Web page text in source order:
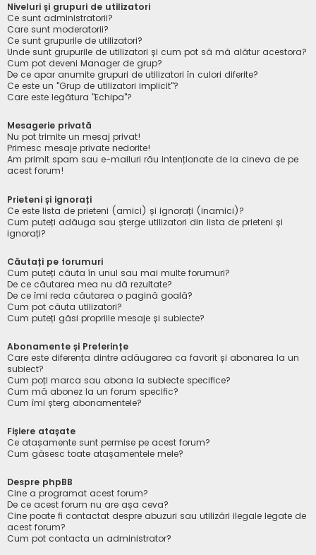
Niveluri și grupuri de utilizatori
Ce sunt administratorii?
Care sunt moderatorii?
Ce sunt grupurile de utilizatori?
Unde sunt grupurile de utilizatori și cum pot să mă alătur acestora?
Cum pot deveni Manager de grup?
De ce apar anumite grupuri de utilizatori în culori diferite?
Ce este un "Grup de utilizatori implicit"?
Care este legătura "Echipa"?
Mesagerie privată
Nu pot trimite un mesaj privat!
Primesc mesaje private nedorite!
Am primit spam sau e-mailuri rău intenționate de la cineva de pe
acest forum!
Prieteni și ignorați
Ce este lista de prieteni (amici) și ignorați (inamici)?
Cum puteți adăuga sau șterge utilizatori din lista de prieteni și
ignorați?
Căutați pe forumuri
Cum puteți căuta în unul sau mai multe forumuri?
De ce căutarea mea nu dă rezultate?
De ce îmi reda căutarea o pagină goală?
Cum pot căuta utilizatori?
Cum puteți găsi propriile mesaje și subiecte?
Abonamente și Preferințe
Care este diferența dintre adăugarea ca favorit și abonarea la un
subiect?
Cum poți marca sau abona la subiecte specifice?
Cum mă abonez la un forum specific?
Cum îmi șterg abonamentele?
Fișiere atașate
Ce atașamente sunt permise pe acest forum?
Cum găsesc toate atașamentele mele?
Despre phpBB
Cine a programat acest forum?
De ce acest forum nu are așa ceva?
Cine poate fi contactat despre abuzuri sau utilizări ilegale legate de
acest forum?
Cum pot contacta un administrator?